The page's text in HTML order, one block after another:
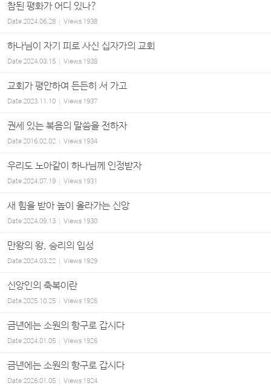
참된 평화가 어디 있나?
Date2024.06.28 Views 1938
하나님이 자기 피로 사신 십자가의 교회
Date2024.03.15 Views 1938
교회가 평안하여 든든히 서 가고
Date2023.11.10 Views 1937
권세 있는 복음의 말씀을 전하자
Date2016.02.02 Views 1934
우리도 노아같이 하나님께 인정받자
Date2024.07.19 Views 1931
새 힘을 받아 높이 올라가는 신앙
Date2024.09.13 Views 1930
만왕의 왕, 승리의 입성
Date2024.03.22 Views 1929
신앙인의 축복이란
Date2025.10.25 Views 1926
금년에는 소원의 항구로 갑시다
Date2024.01.05 Views 1926
금년에는 소원의 항구로 갑시다
Date2026.01.05 Views 1924